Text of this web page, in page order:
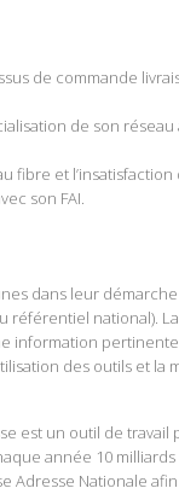
de commande
de son
et l’insatisfaction
son FAI.
dans leur
national).
des outils et la
est un outil de
année 10
Adresse Nationale